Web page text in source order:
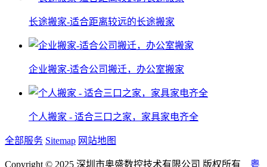
长途搬家-适合距离较远的长途搬家
企业搬家-适合公司搬迁，办公室搬家
个人搬家 - 适合三口之家，家具家电齐全
全部服务 Sitemap 网站地图
Copyright © 2025 深圳市奥盛数控技术有限公司 版权所有 粤